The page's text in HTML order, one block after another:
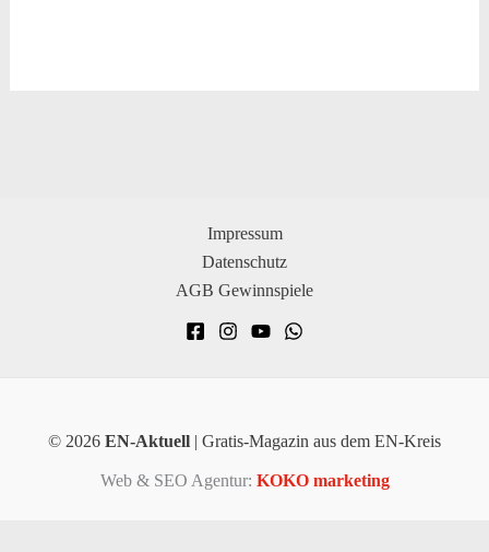
Impressum
Datenschutz
AGB Gewinnspiele
© 2026 EN-Aktuell | Gratis-Magazin aus dem EN-Kreis
Web & SEO Agentur: KOKO marketing